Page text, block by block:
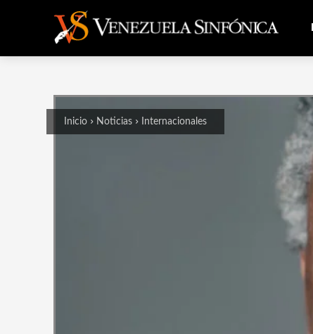
Inicio Noticias Internacionales